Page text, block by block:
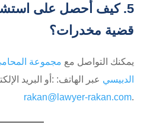
5. كيف أحصل على
قضية مخدرات؟
يمكنك التواصل مع مجموعة
الدبيسي عبر الهاتف: ⁦0558485838 أو البريد الإلكتروني:
rakan@lawyer-rakan.com.